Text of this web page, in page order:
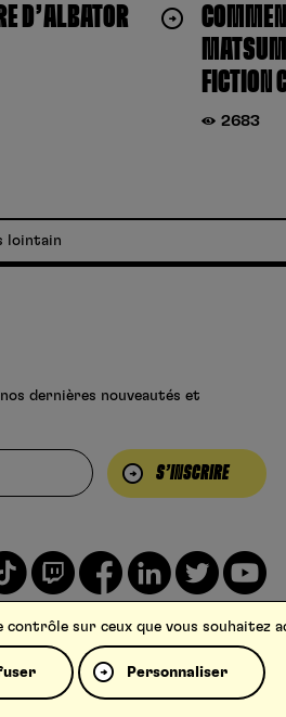
D’ALBATOR
FICTION
2683
lointain
dernières nouveautés et
S’INSCRIRE
données personnelles Conditions
contrôle sur ceux que vous souhaitez
Personnaliser